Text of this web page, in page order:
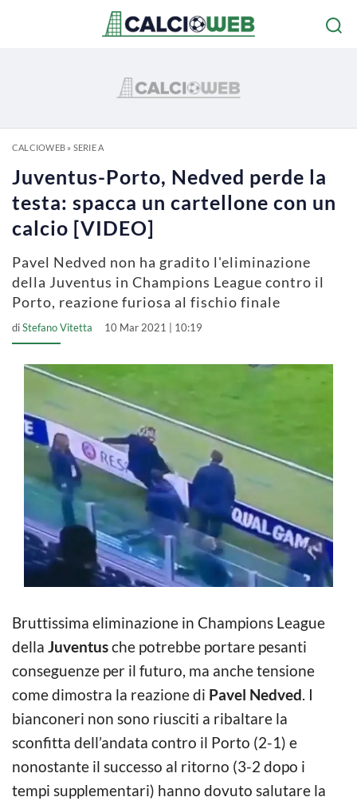
CALCIOWEB» SERIE A
Juventus-Porto, Nedved perde la
testa: spacca un cartellone con un
calcio [VIDEO]
Pavel Nedved non ha gradito l'eliminazione
della Juventus in Champions League contro il
Porto, reazione furiosa al fischio finale
diStefano Vitetta 10 Mar 2021 | 10:19
Bruttissima eliminazione in Champions League
della Juventusche potrebbe portare pesanti
conseguenze per il futuro, ma anche tensione
come dimostra la reazione di Pavel Nedved. I
bianconeri non sono riusciti a ribaltare la
sconfitta dell’andata contro il Porto (2-1) e
nonostante il successo al ritorno (3-2 dopo i
tempi supplementari) hanno dovuto salutare la